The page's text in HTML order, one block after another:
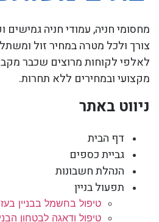
מחסומי חניה, עמודי חניה גמישים
צורך ולכל מטרה במחיר זול
לאלפי לקוחות מרוצים שכבר
מקצועי ובמחירים ללא תחרות.
ניווט באתר
דף הבית
גביית כספים
הנהלת חשבונות
תפעול בניין
טיפול בחשמל בבניין
טיפול ודאגה לבטחון